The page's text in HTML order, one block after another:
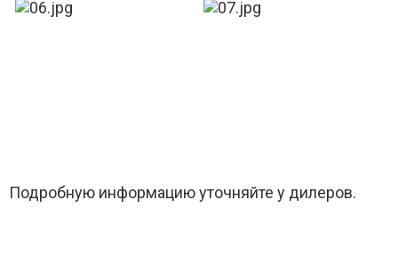
Подробную информацию уточняйте у дилеров.